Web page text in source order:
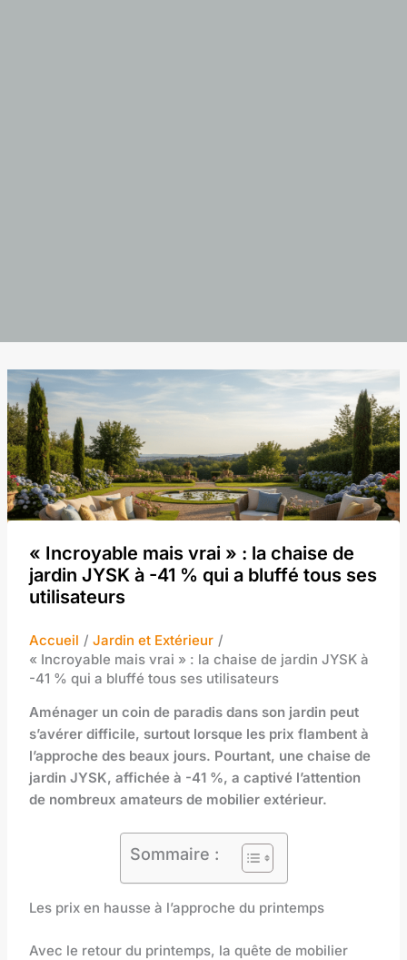
« Incroyable mais vrai » : la chaise de
jardin JYSK à -41 % qui a bluffé tous ses
utilisateurs
Accueil
Jardin et Extérieur
« Incroyable mais vrai » : la chaise de jardin JYSK à
-41 % qui a bluffé tous ses utilisateurs
Aménager un coin de paradis dans son jardin peut
s’avérer difficile, surtout lorsque les prix flambent à
l’approche des beaux jours. Pourtant, une chaise de
jardin JYSK, affichée à -41 %, a captivé l’attention
de nombreux amateurs de mobilier extérieur.
Sommaire :
Les prix en hausse à l’approche du printemps
Avec le retour du printemps, la quête de mobilier